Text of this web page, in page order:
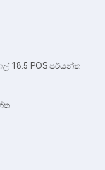
18.5 POS පර්යන්ත